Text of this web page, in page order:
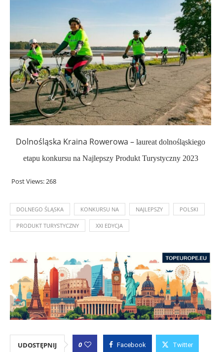
Dolnośląska Kraina Rowerowa – laureat dolnośląskiego
etapu konkursu na Najlepszy Produkt Turystyczny 2023
Post Views:268
DOLNEGO ŚLĄSKA KONKURSU NA NAJLEPSZY POLSKI
PRODUKT TURYSTYCZNY XXI EDYCJA
UDOSTĘPNIJ 0 Facebook Twitter